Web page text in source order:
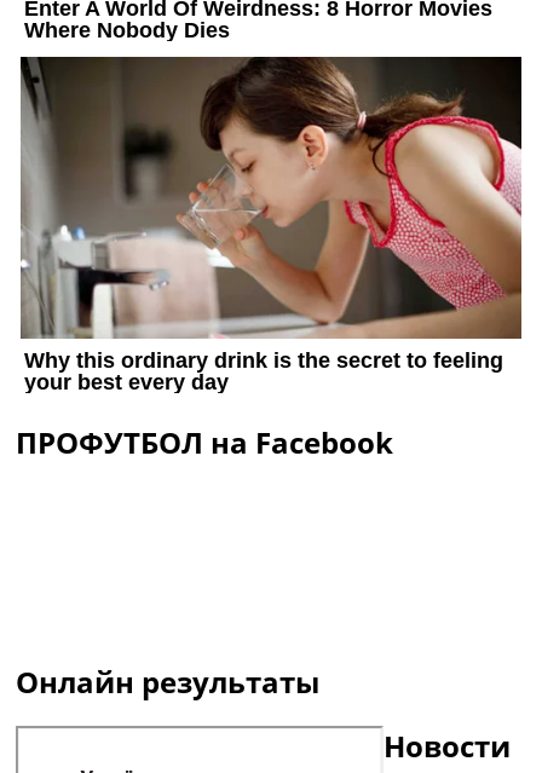
ПРОФУТБОЛ на Facebook
Онлайн результаты
Новости